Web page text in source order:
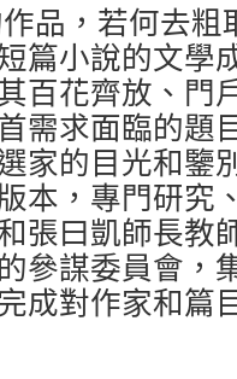
品，若何去
篇小說的文學
百花齊放、門
需求面臨的題
家的目光和鑒
本，專門研究
張曰凱師長教
參謀委員會，
成對作家和篇